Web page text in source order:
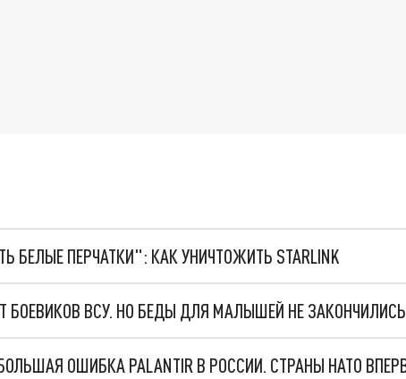
БЕЛЫЕ ПЕРЧАТКИ": КАК УНИЧТОЖИТЬ STARLINK
БОЕВИКОВ ВСУ. НО БЕДЫ ДЛЯ МАЛЫШЕЙ НЕ ЗАКОНЧИЛИСЬ